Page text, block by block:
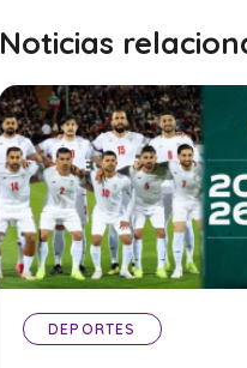
Noticias
DEPORTES